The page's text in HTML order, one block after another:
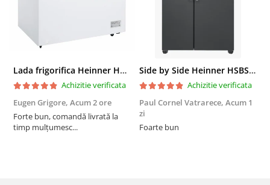
Lada frigorifica Heinner HCF-287CNHE++, 287 l, Clasa E, Compresor inverter, Iluminare LED, Functionalitate frigider, Alb
Achizitie verificata
Eugen Grigore, Acum 2 ore
Forte bun, comandă livrată la
timp mulțumesc...
Side by Side Heinner HSBS-HM439NFINVDGWDE++, Total No Frost, Compresor Inverter, Dozator Apa, Display Touch LED, 439 L, Clasa E, Gri Antracit Texturat
Achizitie verificata
Paul Cornel Vatrarece, Acum 1
zi
Foarte bun